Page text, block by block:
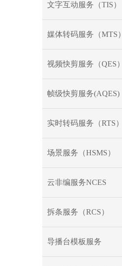
文字互动服务（TIS）
媒体转码服务（MTS）
视频快剪服务（QES）
帧级快剪服务(AQES)
实时转码服务（RTS）
场景服务（HSMS）
云非编服务NCES
拆条服务（RCS）
导播台模板服务